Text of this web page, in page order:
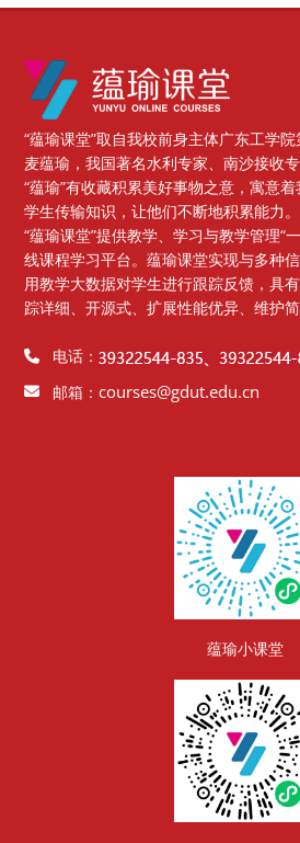
版块
“蕴瑜课堂”取自我校前身主体广东工学院
麦蕴瑜，我国著名水利专家、南沙接收专
“蕴瑜”有收藏积累美好事物之意，寓意
学生传输知识，让他们不断地积累能力。
“蕴瑜课堂”提供教学、学习与教学管理“
线课程学习平台。蕴瑜课堂实现与多种
用教学大数据对学生进行跟踪反馈，具
踪详细、开源式、扩展性能优异、维护简
电话：
邮箱：courses@gdut.edu.cn
蕴瑜小课堂